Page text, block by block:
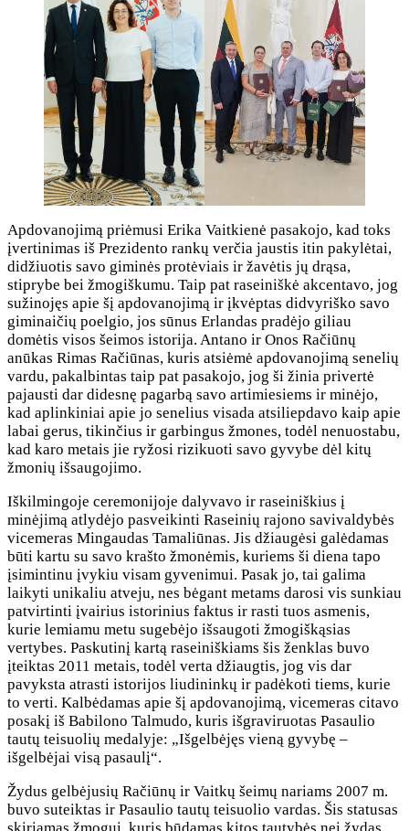
Apdovanojimą priėmusi Erika Vaitkienė pasakojo, kad toks
įvertinimas iš Prezidento rankų verčia jaustis itin pakylėtai,
didžiuotis savo giminės protėviais ir žavėtis jų drąsa,
stiprybe bei žmogiškumu. Taip pat raseiniškė akcentavo, jog
sužinojęs apie šį apdovanojimą ir įkvėptas didvyriško savo
giminaičių poelgio, jos sūnus Erlandas pradėjo giliau
domėtis visos šeimos istorija. Antano ir Onos Račiūnų
anūkas Rimas Račiūnas, kuris atsiėmė apdovanojimą senelių
vardu, pakalbintas taip pat pasakojo, jog ši žinia privertė
pajausti dar didesnę pagarbą savo artimiesiems ir minėjo,
kad aplinkiniai apie jo senelius visada atsiliepdavo kaip apie
labai gerus, tikinčius ir garbingus žmones, todėl nenuostabu,
kad karo metais jie ryžosi rizikuoti savo gyvybe dėl kitų
žmonių išsaugojimo.
Iškilmingoje ceremonijoje dalyvavo ir raseiniškius į
minėjimą atlydėjo pasveikinti Raseinių rajono savivaldybės
vicemeras Mingaudas Tamaliūnas. Jis džiaugėsi galėdamas
būti kartu su savo krašto žmonėmis, kuriems ši diena tapo
įsimintinu įvykiu visam gyvenimui. Pasak jo, tai galima
laikyti unikaliu atveju, nes bėgant metams darosi vis sunkiau
patvirtinti įvairius istorinius faktus ir rasti tuos asmenis,
kurie lemiamu metu sugebėjo išsaugoti žmogiškąsias
vertybes. Paskutinį kartą raseiniškiams šis ženklas buvo
įteiktas 2011 metais, todėl verta džiaugtis, jog vis dar
pavyksta atrasti istorijos liudininkų ir padėkoti tiems, kurie
to verti. Kalbėdamas apie šį apdovanojimą, vicemeras citavo
posakį iš Babilono Talmudo, kuris išgraviruotas Pasaulio
tautų teisuolių medalyje: „Išgelbėjęs vieną gyvybę –
išgelbėjai visą pasaulį“.
Žydus gelbėjusių Račiūnų ir Vaitkų šeimų nariams 2007 m.
buvo suteiktas ir Pasaulio tautų teisuolio vardas. Šis statusas